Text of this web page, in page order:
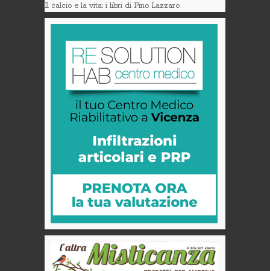
Il calcio e la vita: i libri di Pino Lazzaro